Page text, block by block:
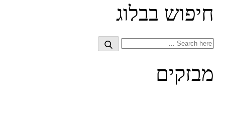
חיפוש בבלוג
Search
Search
מבזקים